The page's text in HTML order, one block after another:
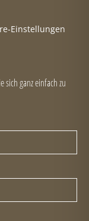
Einstellungen
ganz einfach zu